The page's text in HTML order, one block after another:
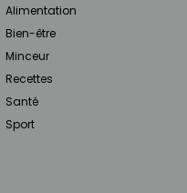
Alimentation
Bien-être
Minceur
Recettes
Santé
Sport